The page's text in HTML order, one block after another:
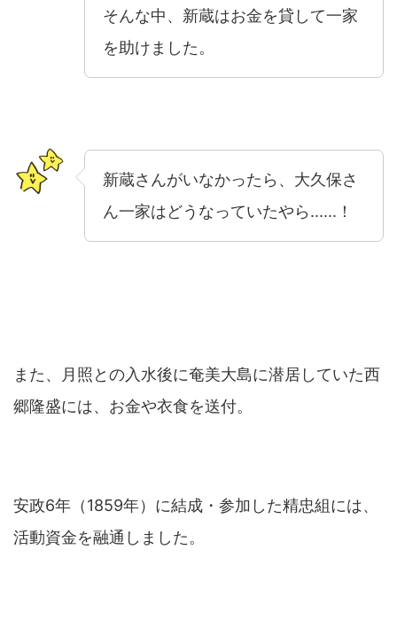
そんな中、新蔵はお金を貸して一家
を助けました。
新蔵さんがいなかったら、大久保さ
ん一家はどうなっていたやら......！
また、月照との入水後に奄美大島に潜居していた西
郷隆盛には、お金や衣食を送付。
安政6年（1859年）に結成・参加した精忠組には、
活動資金を融通しました。